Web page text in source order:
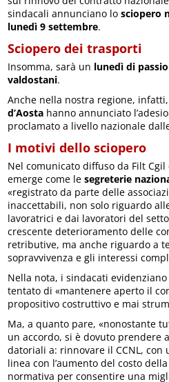
sindacali annunciano losciopero
lunedì 9 settembre.
Sciopero dei trasporti
Insomma, sarà un lunedì di
valdostani.
Anche nella nostra regione, infatti,
d’Aosta hanno annunciato
proclamato a livello nazionale
I motivi dello sciopero
Nel comunicato diffuso da Filt Cgil
emerge come lesegreterie
«registrato da parte delle
inaccettabili, non solo riguardo
lavoratrici e dai lavoratori del
crescente deterioramento delle
retributive, ma anche riguardo a
sopravvivenza e gli interessi
Nella nota, i sindacati
tentato di «mantenere aperto il
propositivo costruttivo e mai
Ma, a quanto pare, «nonostante
un accordo, si è dovuto prendere
datoriali a: rinnovare il CCNL,
linea con l’aumento del costo
normativa per consentire una